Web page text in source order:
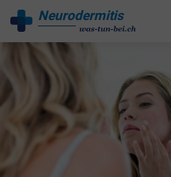
Neurodermitisbehandeln